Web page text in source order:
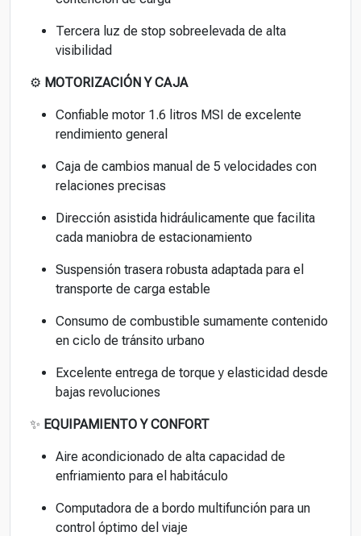
Tercera luz de stop sobreelevada de alta
visibilidad
⚙️ MOTORIZACIÓN Y CAJA
Confiable motor 1.6 litros MSI de excelente
rendimiento general
Caja de cambios manual de 5 velocidades con
relaciones precisas
Dirección asistida hidráulicamente que facilita
cada maniobra de estacionamiento
Suspensión trasera robusta adaptada para el
transporte de carga estable
Consumo de combustible sumamente contenido
en ciclo de tránsito urbano
Excelente entrega de torque y elasticidad desde
bajas revoluciones
✨ EQUIPAMIENTO Y CONFORT
Aire acondicionado de alta capacidad de
enfriamiento para el habitáculo
Computadora de a bordo multifunción para un
control óptimo del viaje